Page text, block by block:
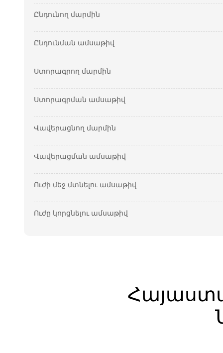
Ընդունող մարմին
Ընդունման ամսաթիվ
Ստորագրող մարմին
Ստորագրման ամսաթիվ
Վավերացնող մարմին
Վավերացման ամսաթիվ
Ուժի մեջ մտնելու ամսաթիվ
Ուժը կորցնելու ամսաթիվ